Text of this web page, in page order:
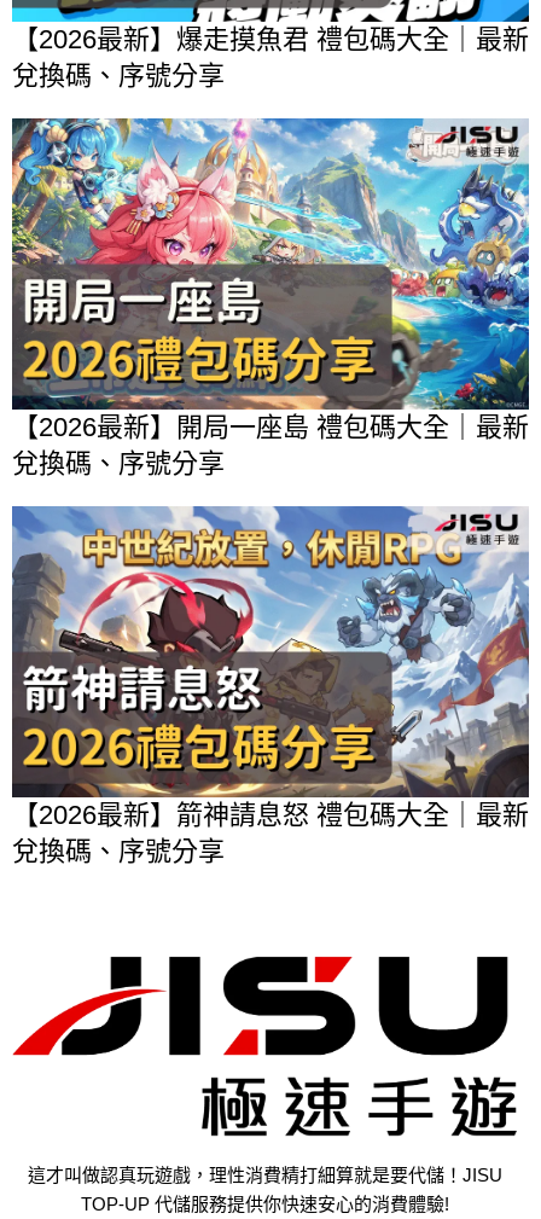
【2026最新】爆走摸魚君 禮包碼大全｜最新
兌換碼、序號分享
【2026最新】開局一座島 禮包碼大全｜最新
兌換碼、序號分享
【2026最新】箭神請息怒 禮包碼大全｜最新
兌換碼、序號分享
這才叫做認真玩遊戲，理性消費精打細算就是要代儲！JISU
TOP-UP 代儲服務提供你快速安心的消費體驗!